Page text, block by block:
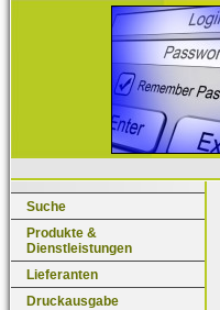
Suche
Produkte &
Dienstleistungen
Lieferanten
Druckausgabe